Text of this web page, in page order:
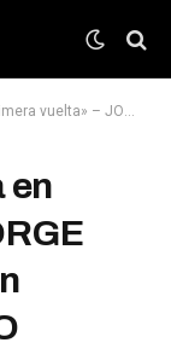
Buen Gobierno – CALATEO ELECTORAL
en